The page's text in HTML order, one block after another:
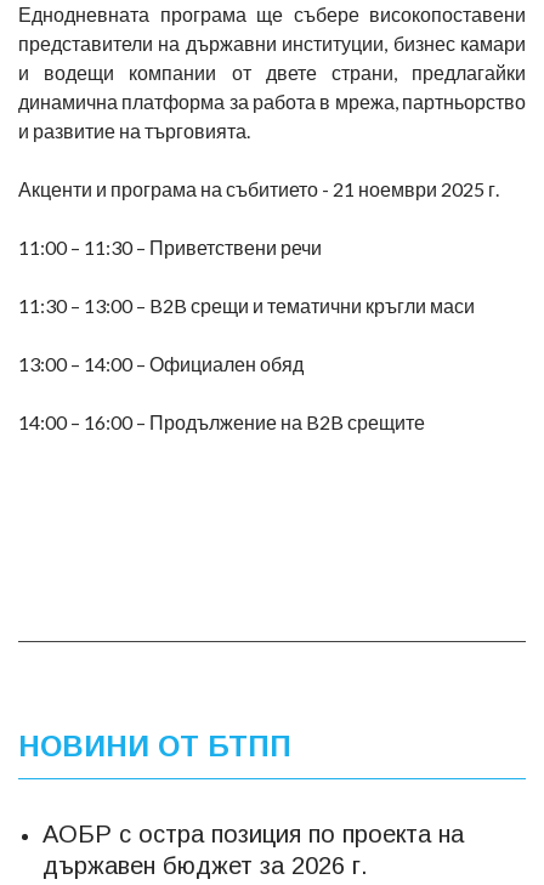
Еднодневната програма ще събере високопоставени
представители на държавни институции, бизнес камари
и водещи компании от двете страни, предлагайки
динамична платформа за работа в мрежа, партньорство
и развитие на търговията.
Акценти и програма на събитието - 21 ноември 2025 г.
11:00 – 11:30 – Приветствени речи
11:30 – 13:00 – B2B срещи и тематични кръгли маси
13:00 – 14:00 – Официален обяд
14:00 – 16:00 – Продължение на B2B срещите
НОВИНИ ОТ БТПП
АОБР с остра позиция по проекта на
държавен бюджет за 2026 г.